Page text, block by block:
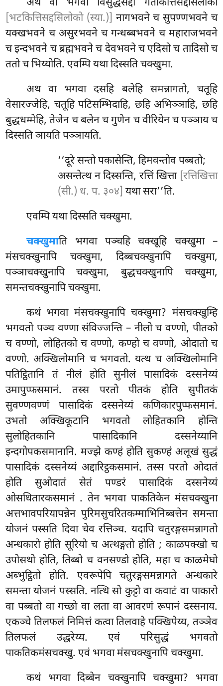
अथ वा भगवा विसुद्धसद्दो गतकित्तिसद्दसिलोको
[भटकित्तिसद्दसिलोको (स्या.)] नागभवने च सुपण्णभवने च
यक्खभवने च असुरभवने च गन्धब्बभवने च महाराजभवने
च इन्दभवने च ब्रह्मभवने च देवभवने च एदिसो च तादिसो च
ततो च भिय्योति. एवम्पि यथा दिस्सति चक्खुमा.
अथ वा भगवा दसहि बलेहि समन्नागतो, चतूहि
वेसारज्जेहि, चतूहि पटिसम्भिदाहि, छहि अभिञ्ञाहि, छहि
बुद्धधम्मेहि, तेजेन च बलेन च गुणेन च वीरियेन च पञ्ञाय च
दिस्सति ञायति पञ्ञायति.
‘‘दूरेसन्तो पकासेन्ति, हिमवन्तोव पब्बतो;
असन्तेत्थ न दिस्सन्ति, रत्तिं खित्ता [रत्तिखित्ता
(सी.) ध. प. ३०४] यथा सरा’’ति.
एवम्पि यथा दिस्सति चक्खुमा.
चक्खुमाति भगवा पञ्चहि चक्खूहि चक्खुमा –
मंसचक्खुनापि चक्खुमा, दिब्बचक्खुनापि चक्खुमा,
पञ्ञाचक्खुनापि चक्खुमा, बुद्धचक्खुनापि चक्खुमा,
समन्तचक्खुनापि चक्खुमा.
कथं भगवा मंसचक्खुनापि चक्खुमा? मंसचक्खुम्हि
भगवतो पञ्च वण्णा संविज्जन्ति – नीलो च वण्णो, पीतको
च वण्णो, लोहितको च वण्णो, कण्हो च वण्णो, ओदातो च
वण्णो. अक्खिलोमानि च भगवतो. यत्थ च अक्खिलोमानि
पतिट्ठितानि तं नीलं होति सुनीलं पासादिकं दस्सनेय्यं
उमापुप्फसमानं. तस्स परतो पीतकं होति सुपीतकं
सुवण्णवण्णं पासादिकं दस्सनेय्यं कणिकारपुप्फसमानं.
उभतो अक्खिकूटानि भगवतो लोहितकानि होन्ति
सुलोहितकानि पासादिकानि दस्सनेय्यानि
इन्दगोपकसमानानि. मज्झे कण्हं होति सुकण्हं अलूखं सुद्धं
पासादिकं दस्सनेय्यं अद्दारिट्ठकसमानं. तस्स परतो ओदातं
होति सुओदातं सेतं पण्डरं पासादिकं दस्सनेय्यं
ओसधितारकसमानं . तेन भगवा पाकतिकेन मंसचक्खुना
अत्तभावपरियापन्नेन पुरिमसुचरितकम्माभिनिब्बत्तेन समन्ता
योजनं पस्सति दिवा चेव रत्तिञ्च. यदापि चतुरङ्गसमन्नागतो
अन्धकारो होति सूरियो च अत्थङ्गतो होति ; काळपक्खो च
उपोसथो होति, तिब्बो च वनसण्डो होति, महा च काळमेघो
अब्भुट्ठितो होति. एवरूपेपि चतुरङ्गसमन्नागते अन्धकारे
समन्ता योजनं पस्सति. नत्थि सो कुट्टो वा कवाटं वा पाकारो
वा पब्बतो वा गच्छो वा लता वा आवरणं रूपानं दस्सनाय.
एकञ्चे तिलफलं निमित्तं कत्वा तिलवाहे पक्खिपेय्य, तञ्ञेव
तिलफलं उद्धरेय्य. एवं परिसुद्धं भगवतो
पाकतिकमंसचक्खु. एवं भगवा मंसचक्खुनापि चक्खुमा.
कथं भगवा दिब्बेन चक्खुनापि चक्खुमा? भगवा